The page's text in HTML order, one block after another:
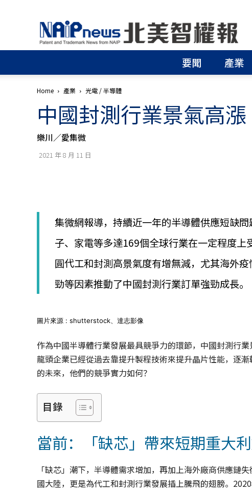
北
美
智
權
│
申
請
│
析
智
權
顧
問
利
局
│
美
國
要聞 產業
Home 產業 光電 / 半導體
中國封測行業景氣高
樂川／愛集微
2021 年 8 月 11 日
集微網報導，持續近一年的半導體供應短缺
子、家電等多達169個全球行業在一定程度
圓代工和封測高景氣度有增無減，尤其海外
勁等因素推動了中國封測行業訂單強勁成長。
圖片來源 : shutterstock、達志影像
作為中國半導體行業發展最具競爭力的環節，中國封測行
龍頭企業已經從過去靠提升製程技術來提升晶片性能，逐
的未來，他們的競爭實力如何？
目錄
當前：「缺芯」帶來短期重大
「缺芯」潮下，半導體需求增加，再加上海外廠商供應鏈
國大陸，更是為代工和封測行業發展插上騰飛的翅膀。